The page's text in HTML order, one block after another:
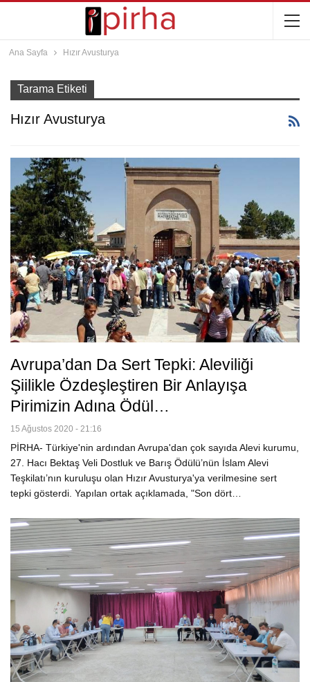
Ana Sayfa Hızır Avusturya
Tarama Etiketi
Hızır Avusturya
Avrupa’dan Da Sert Tepki: Aleviliği
Şiilikle Özdeşleştiren Bir Anlayışa
Pirimizin Adına Ödül…
15 Ağustos 2020 - 21:16
PİRHA- Türkiye'nin ardından Avrupa'dan çok sayıda Alevi kurumu,
27. Hacı Bektaş Veli Dostluk ve Barış Ödülü’nün İslam Alevi
Teşkilatı’nın kuruluşu olan Hızır Avusturya'ya verilmesine sert
tepki gösterdi. Yapılan ortak açıklamada, "Son dört…